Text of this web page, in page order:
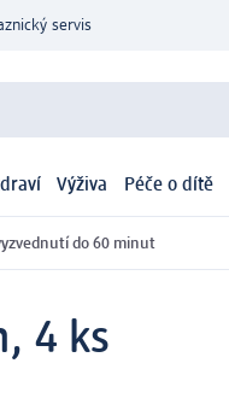
servis
Výživa Péče o dítě
do 60 minut
4 ks